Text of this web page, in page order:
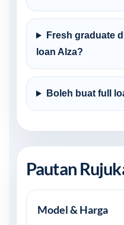
Fresh graduate
loan Alza?
Boleh buat full
Pautan
Model & Harga